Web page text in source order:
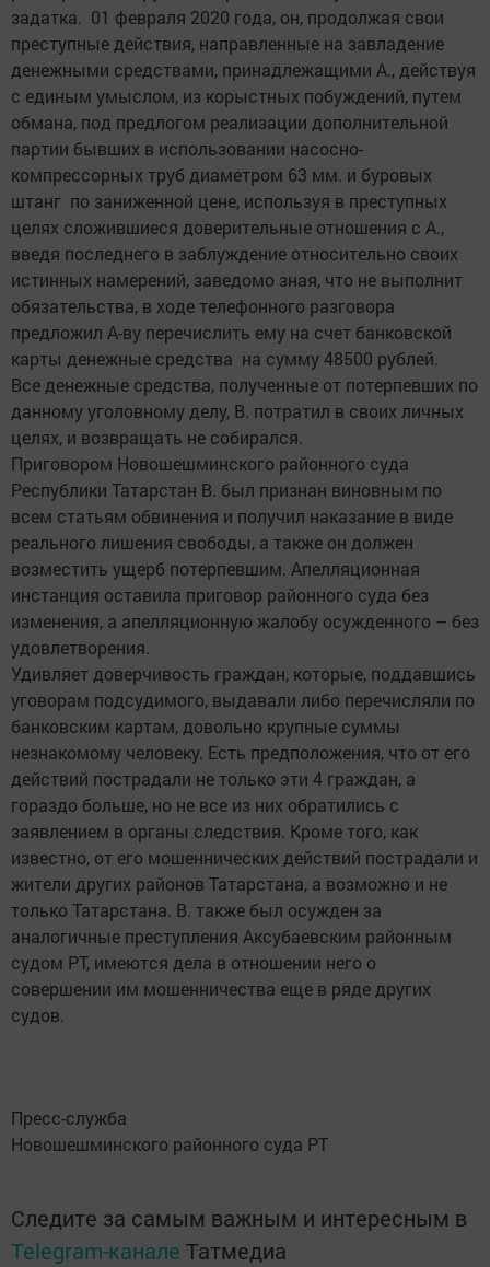
задатка. 01 февраля 2020 года, он, продолжая свои
преступные действия, направленные на завладение
денежными средствами, принадлежащими А., действуя
с единым умыслом, из корыстных побуждений, путем
обмана, под предлогом реализации дополнительной
партии бывших в использовании насосно-
компрессорных труб диаметром 63 мм. и буровых
штанг по заниженной цене, используя в преступных
целях сложившиеся доверительные отношения с А.,
введя последнего в заблуждение относительно своих
истинных намерений, заведомо зная, что не выполнит
обязательства, в ходе телефонного разговора
предложил А-ву перечислить ему на счет банковской
карты денежные средства на сумму 48500 рублей.
Все денежные средства, полученные от потерпевших по
данному уголовному делу, В. потратил в своих личных
целях, и возвращать не собирался.
Приговором Новошешминского районного суда
Республики Татарстан В. был признан виновным по
всем статьям обвинения и получил наказание в виде
реального лишения свободы, а также он должен
возместить ущерб потерпевшим. Апелляционная
инстанция оставила приговор районного суда без
изменения, а апелляционную жалобу осужденного – без
удовлетворения.
Удивляет доверчивость граждан, которые, поддавшись
уговорам подсудимого, выдавали либо перечисляли по
банковским картам, довольно крупные суммы
незнакомому человеку. Есть предположения, что от его
действий пострадали не только эти 4 граждан, а
гораздо больше, но не все из них обратились с
заявлением в органы следствия. Кроме того, как
известно, от его мошеннических действий пострадали и
жители других районов Татарстана, а возможно и не
только Татарстана. В. также был осужден за
аналогичные преступления Аксубаевским районным
судом РТ, имеются дела в отношении него о
совершении им мошенничества еще в ряде других
судов.
Пресс-служба
Новошешминского районного суда РТ
Следите за самым важным и интересным в
Telegram-канале Татмедиа